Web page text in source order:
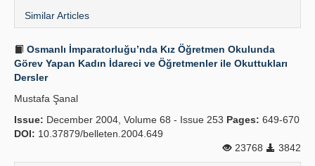
Similar Articles
Osmanlı İmparatorluğu’nda Kız Öğretmen Okulunda
Görev Yapan Kadın İdareci ve Öğretmenler ile Okuttukları
Dersler
Mustafa Şanal
Issue: December 2004, Volume 68 - Issue 253 Pages: 649-670
DOI: 10.37879/belleten.2004.649
23768
3842